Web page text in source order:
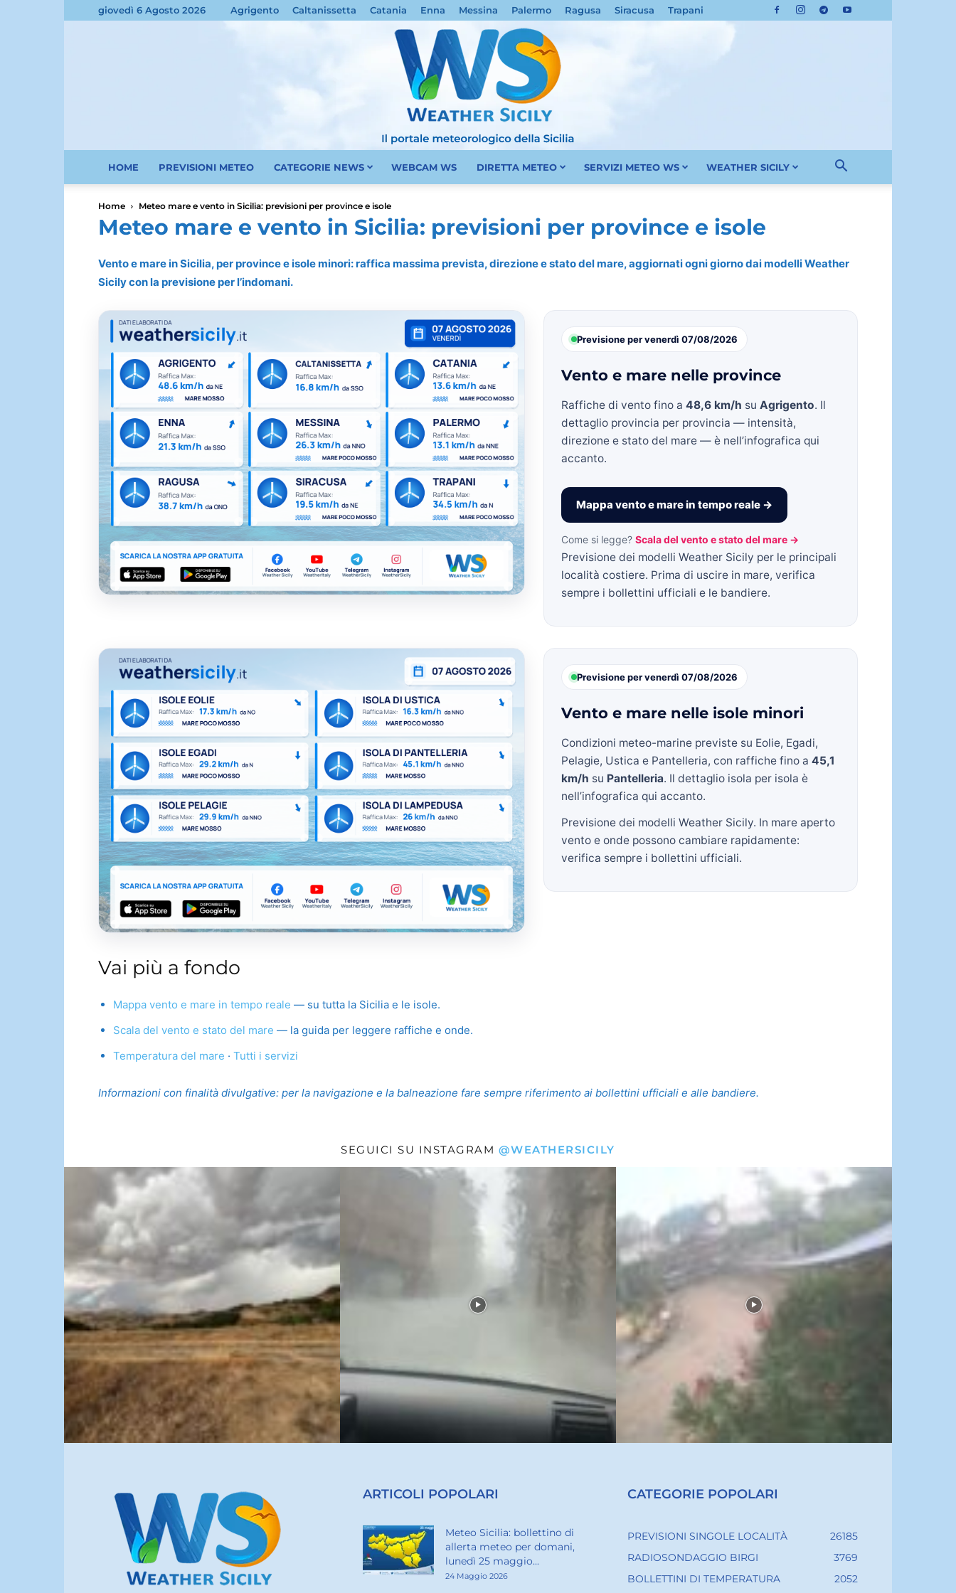
giovedì 6 Agosto 2026 Agrigento Caltanissetta Catania Enna Messina Palermo Ragusa Siracusa Trapani
Weather
Sicily.it
HOME PREVISIONI METEO CATEGORIE NEWS WEBCAM WS DIRETTA METEO SERVIZI METEO WS WEATHER SICILY
Home Meteo mare e vento in Sicilia: previsioni per province e isole
Meteo mare e vento in Sicilia: previsioni per province e isole
Vento e mare in Sicilia, per province e isole minori: raffica massima prevista, direzione e stato del mare, aggiornati ogni giorno dai modelli Weather
Sicily con la previsione per l’indomani.
Previsione per venerdì 07/08/2026
Vento e mare nelle province
Raffiche di vento fino a 48,6 km/h su Agrigento. Il
dettaglio provincia per provincia — intensità,
direzione e stato del mare — è nell’infografica qui
accanto.
Mappa vento e mare in tempo reale →
Come si legge? Scala del vento e stato del mare →
Previsione dei modelli Weather Sicily per le principali
località costiere. Prima di uscire in mare, verifica
sempre i bollettini ufficiali e le bandiere.
Previsione per venerdì 07/08/2026
Vento e mare nelle isole minori
Condizioni meteo-marine previste su Eolie, Egadi,
Pelagie, Ustica e Pantelleria, con raffiche fino a 45,1
km/h su Pantelleria. Il dettaglio isola per isola è
nell’infografica qui accanto.
Previsione dei modelli Weather Sicily. In mare aperto
vento e onde possono cambiare rapidamente:
verifica sempre i bollettini ufficiali.
Vai più a fondo
Mappa vento e mare in tempo reale — su tutta la Sicilia e le isole.
Scala del vento e stato del mare — la guida per leggere raffiche e onde.
Temperatura del mare · Tutti i servizi
Informazioni con finalità divulgative: per la navigazione e la balneazione fare sempre riferimento ai bollettini ufficiali e alle bandiere.
SEGUICI SU INSTAGRAM @WEATHERSICILY
ARTICOLI POPOLARI
Meteo Sicilia: bollettino di
allerta meteo per domani,
lunedì 25 maggio...
24 Maggio 2026
CATEGORIE POPOLARI
PREVISIONI SINGOLE LOCALITÀ
26185
RADIOSONDAGGIO BIRGI
3769
BOLLETTINI DI TEMPERATURA
2052